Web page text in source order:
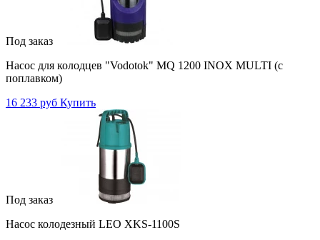
Под заказ
Насос для колодцев "Vodotok" MQ 1200 INOX MULTI (с
поплавком)
16 233 руб Купить
Под заказ
Насос колодезный LEO XKS-1100S